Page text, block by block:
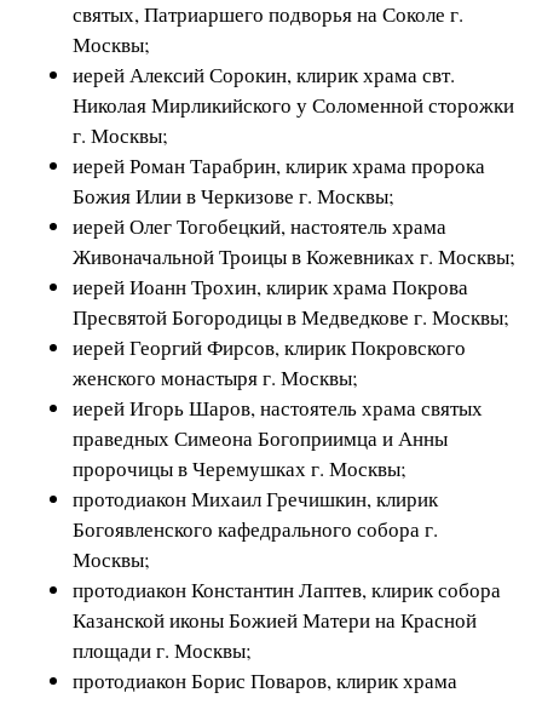
святых, Патриаршего подворья на Соколе г.
Москвы;
иерей Алексий Сорокин, клирик храма свт.
Николая Мирликийского у Соломенной сторожки
г. Москвы;
иерей Роман Тарабрин, клирик храма пророка
Божия Илии в Черкизове г. Москвы;
иерей Олег Тогобецкий, настоятель храма
Живоначальной Троицы в Кожевниках г. Москвы;
иерей Иоанн Трохин, клирик храма Покрова
Пресвятой Богородицы в Медведкове г. Москвы;
иерей Георгий Фирсов, клирик Покровского
женского монастыря г. Москвы;
иерей Игорь Шаров, настоятель храма святых
праведных Симеона Богоприимца и Анны
пророчицы в Черемушках г. Москвы;
протодиакон Михаил Гречишкин, клирик
Богоявленского кафедрального собора г.
Москвы;
протодиакон Константин Лаптев, клирик собора
Казанской иконы Божией Матери на Красной
площади г. Москвы;
протодиакон Борис Поваров, клирик храма